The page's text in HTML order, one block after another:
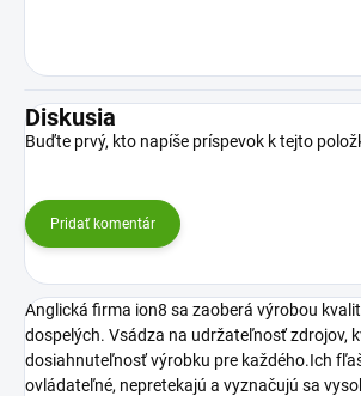
Diskusia
Buďte prvý, kto napíše príspevok k tejto
Pridať komentár
Anglická firma ion8 sa zaoberá výrobou
dospelých. Vsádza na udržateľnosť zdrojov,
dosiahnuteľnosť výrobku pre každého.Ich
ovládateľné, nepretekajú a vyznačujú sa